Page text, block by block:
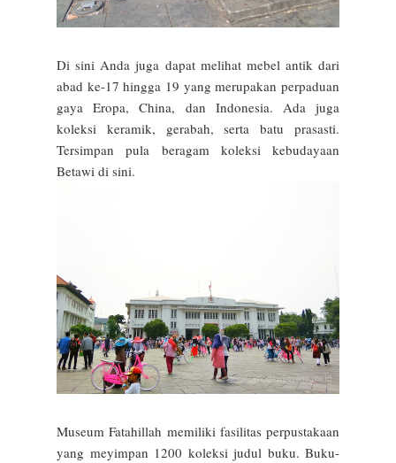
Di sini Anda juga dapat melihat mebel antik dari
abad ke-17 hingga 19 yang merupakan perpaduan
gaya Eropa, China, dan Indonesia. Ada juga
koleksi keramik, gerabah, serta batu prasasti.
Tersimpan pula beragam koleksi kebudayaan
Betawi di sini.
Museum Fatahillah memiliki fasilitas perpustakaan
yang meyimpan 1200 koleksi judul buku. Buku-